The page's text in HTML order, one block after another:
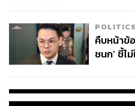
POLITICS
คืบหน้าข้
ชนก’ ชี้ไ